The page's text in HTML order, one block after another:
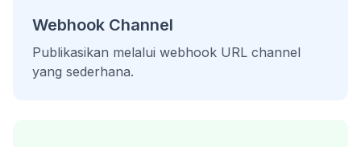
Webhook Channel
Publikasikan melalui webhook URL channel
yang sederhana.